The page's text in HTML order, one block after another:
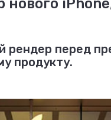
нового
рендер перед
продукту.